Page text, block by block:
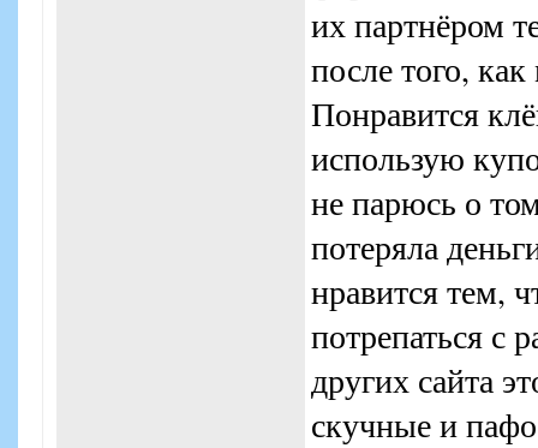
их партнёром
после того,
Понравится
использую
не парюсь о
потеряла
нравится тем,
потрепаться с
других сайта
скучные и